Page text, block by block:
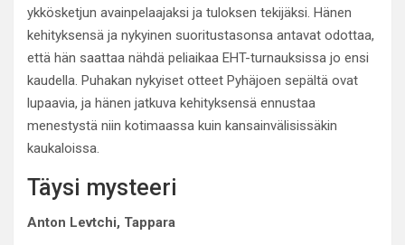
ykkösketjun avainpelaajaksi ja tuloksen tekijäksi. Hänen
kehityksensä ja nykyinen suoritustasonsa antavat odottaa,
että hän saattaa nähdä peliaikaa EHT-turnauksissa jo ensi
kaudella. Puhakan nykyiset otteet Pyhäjoen sepältä ovat
lupaavia, ja hänen jatkuva kehityksensä ennustaa
menestystä niin kotimaassa kuin kansainvälisissäkin
kaukaloissa.
Täysi mysteeri
Anton Levtchi, Tappara